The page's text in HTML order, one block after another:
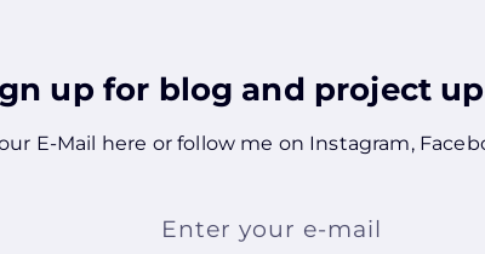
up for blog and project
E-Mail here or follow me on Instagram,
Enter your e-mail